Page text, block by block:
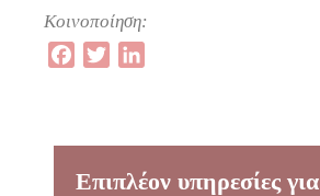
Κοινοποίηση:
Facebook
Twitter
Επιπλέον υπηρεσίες για